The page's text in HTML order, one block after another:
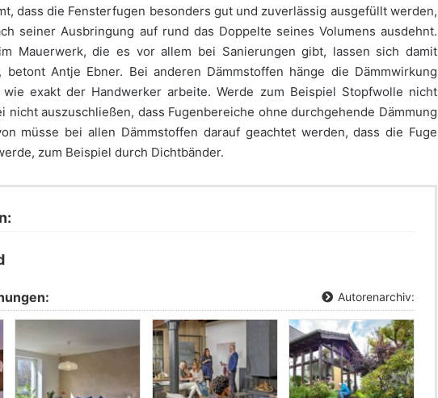
dass die Fensterfugen besonders gut und zuverlässig ausgefüllt werden,
seiner Ausbringung auf rund das Doppelte seines Volumens ausdehnt.
Mauerwerk, die es vor allem bei Sanierungen gibt, lassen sich damit
betont Antje Ebner. Bei anderen Dämmstoffen hänge die Dämmwirkung
exakt der Handwerker arbeite. Werde zum Beispiel Stopfwolle nicht
nicht auszuschließen, dass Fugenbereiche ohne durchgehende Dämmung
müsse bei allen Dämmstoffen darauf geachtet werden, dass die Fuge
zum Beispiel durch Dichtbänder.
Autorenarchiv: